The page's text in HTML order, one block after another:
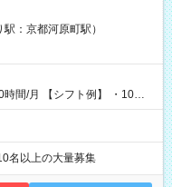
：京都河原町駅）
】 ・10：
名以上の大量募集